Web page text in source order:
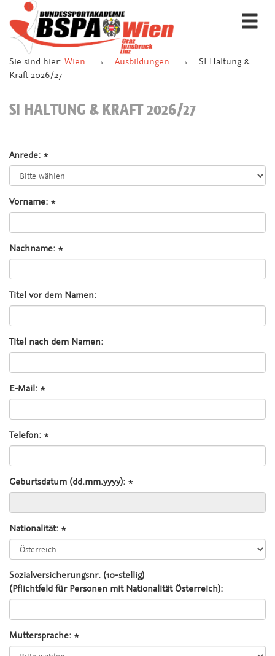
Sie sind hier: Wien Ausbildungen
SI Haltung &
Kraft 2026/27
SI HALTUNG & KRAFT 2026/27
Anrede: *
Vorname: *
Nachname: *
Titel vor dem Namen:
Titel nach dem Namen:
E-Mail: *
Telefon: *
Geburtsdatum (dd.mm.yyyy): *
Nationalität: *
Sozialversicherungsnr. (10-stellig)
(Pflichtfeld für Personen mit Nationalität Österreich):
Muttersprache: *